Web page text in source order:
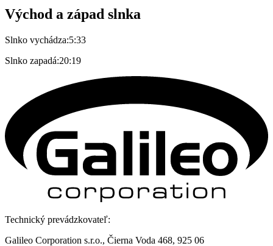
Východ a západ slnka
Slnko vychádza:5:33
Slnko zapadá:20:19
Technický prevádzkovateľ:
Galileo Corporation s.r.o., Čierna Voda 468, 925 06